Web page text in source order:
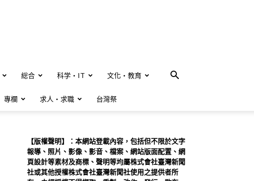
総合 科学・IT 文化・教育
專欄 求人・求職 台灣祭
【版權聲明】：本網站登載內容，包括但不限於文字
報導、照片、影像、影音、檔案、網站版面配置、網
頁設計等素材及商標、聲明等均屬株式會社臺灣新聞
社或其他授權株式會社臺灣新聞社使用之提供者所